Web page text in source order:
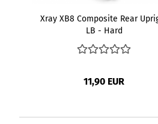
Xray XB8 Composite Rear
LB - Hard
11,90 EUR